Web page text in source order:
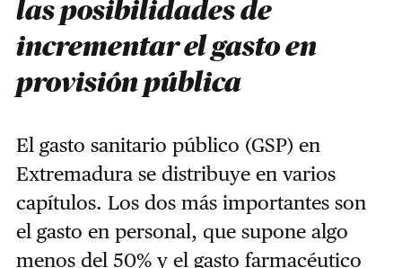
las posibilidades de
incrementar el gasto en
provisión pública
El gasto sanitario público (GSP) en
Extremadura se distribuye en varios
capítulos. Los dos más importantes son
el gasto en personal, que supone algo
menos del 50% y el gasto farmacéutico